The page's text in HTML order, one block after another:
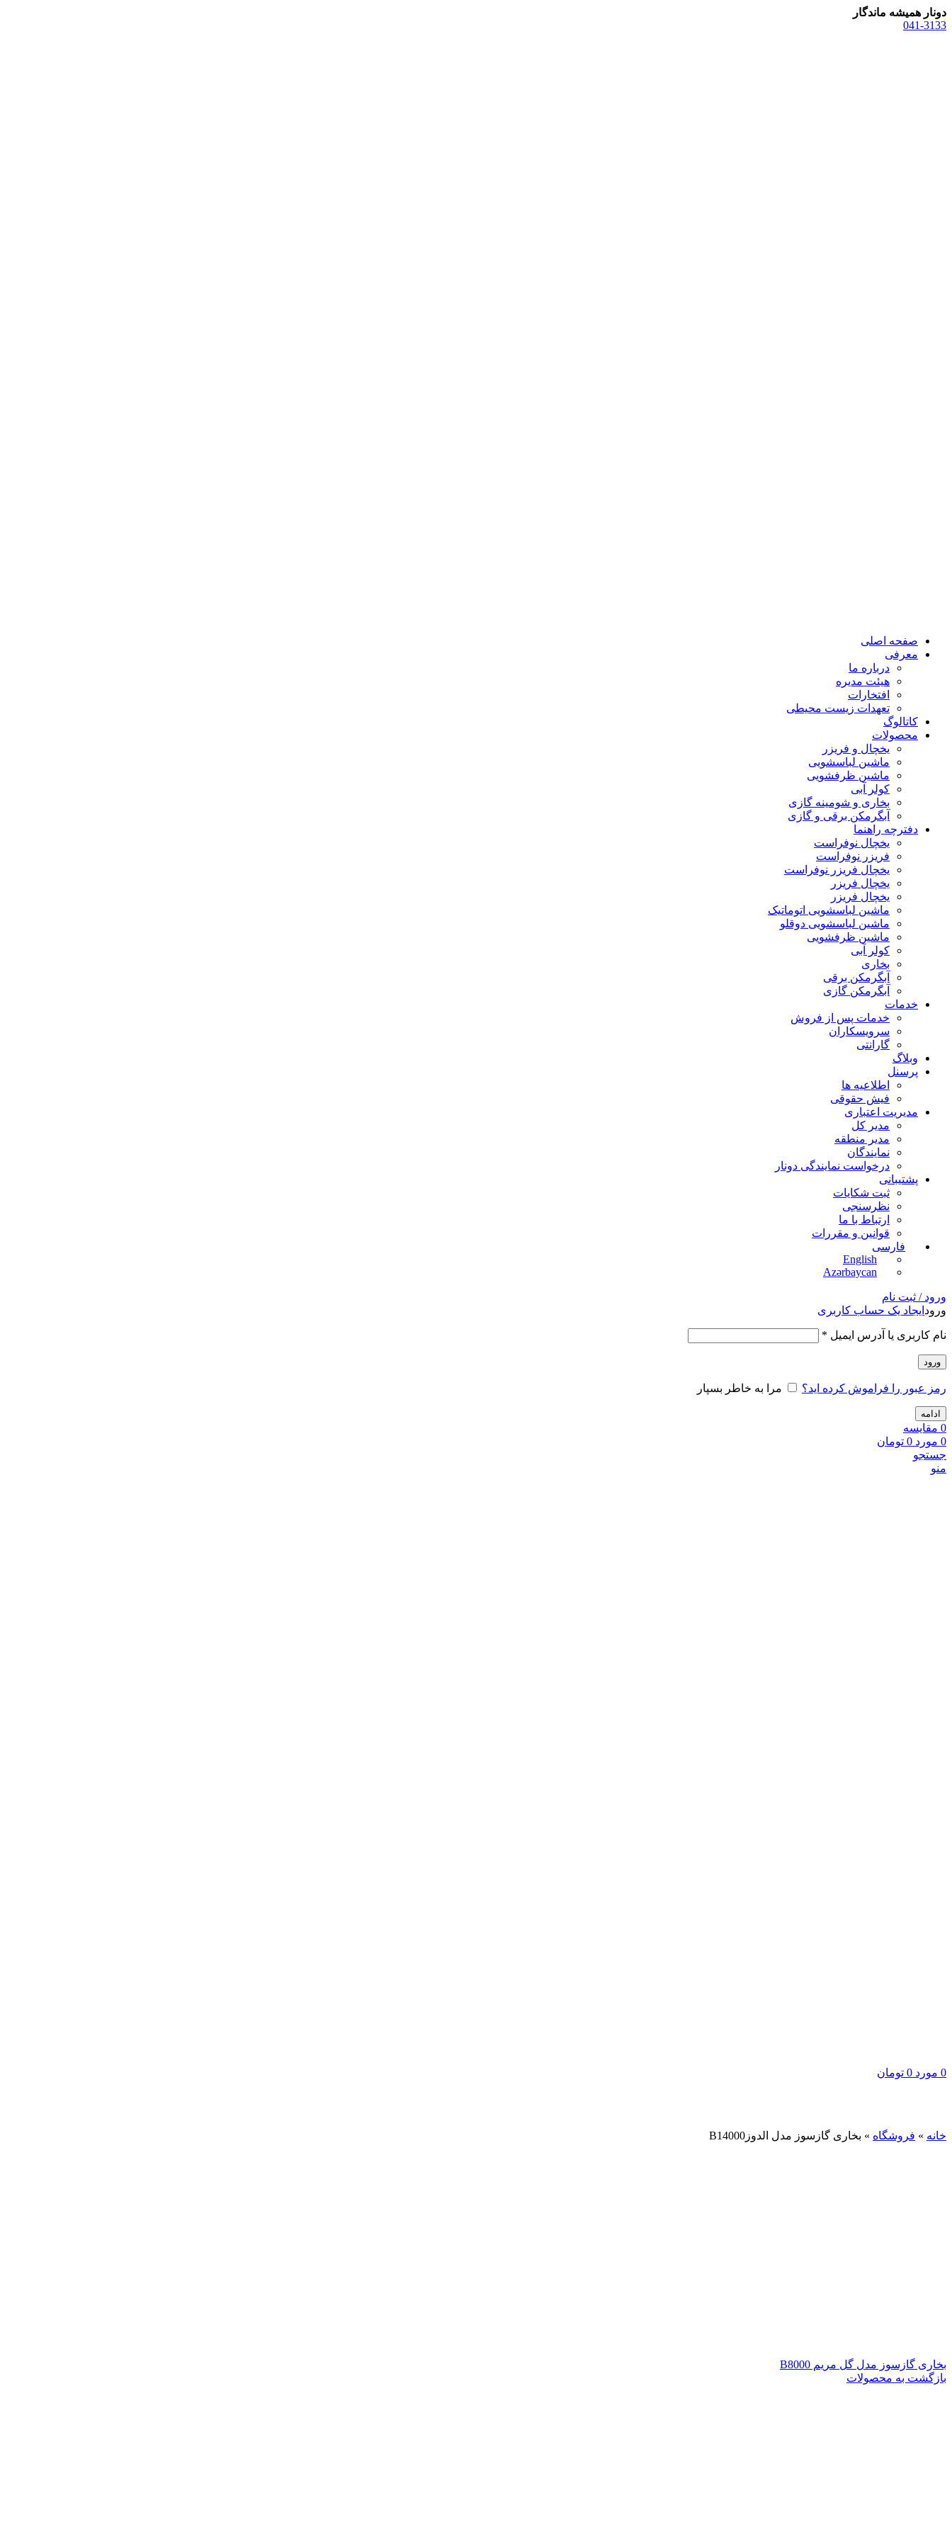
دونار همیشه ماندگار
041-3133
صفحه اصلی
معرفی
درباره ما
هیئت مدیره
افتخارات
تعهدات زیست محیطی
کاتالوگ
محصولات
یخچال و فریزر
ماشین لباسشویی
ماشین ظرفشویی
کولر آبی
بخاری و شومینه گازی
آبگرمکن برقی و گازی
دفترچه راهنما
یخچال نوفراست
فریزر نوفراست
یخچال فریزر نوفراست
یخچال فریزر
یخچال فریزر
ماشین لباسشویی اتوماتیک
ماشین لباسشویی دوقلو
ماشین ظرفشویی
کولر آبی
بخاری
آبگرمکن برقی
آبگرمکن گازی
خدمات
خدمات پس از فروش
سرویسکاران
گارانتی
وبلاگ
پرسنل
اطلاعیه ها
فیش حقوقی
مدیریت اعتباری
مدیر کل
مدیر منطقه
نمایندگان
درخواست نمایندگی دونار
پشتیبانی
ثبت شکایات
نظرسنجی
ارتباط با ما
قوانین و مقررات
فارسی
English
Azərbaycan
ورود / ثبت نام
ورود ایجاد یک حساب کاربری
نام کاربری یا آدرس ایمیل *
ورود
رمز عبور را فراموش کرده اید؟ مرا به خاطر بسپار
ادامه
0 مقايسه
0 مورد 0 تومان
جستجو
منو
0 مورد 0 تومان
خانه » فروشگاه » بخاری گازسوز مدل الدوزB14000
بخاری گازسوز مدل گل مریم B8000
بازگشت به محصولات